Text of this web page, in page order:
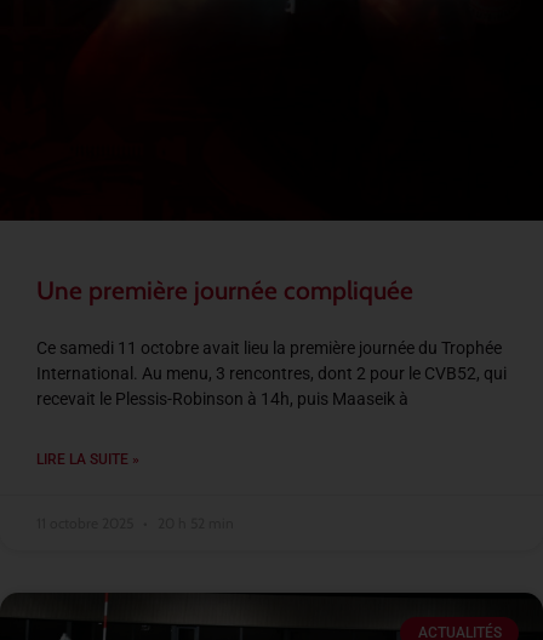
Une première journée compliquée
Ce samedi 11 octobre avait lieu la première journée du Trophée
International. Au menu, 3 rencontres, dont 2 pour le CVB52, qui
recevait le Plessis-Robinson à 14h, puis Maaseik à
LIRE LA SUITE »
ACTUALITÉS